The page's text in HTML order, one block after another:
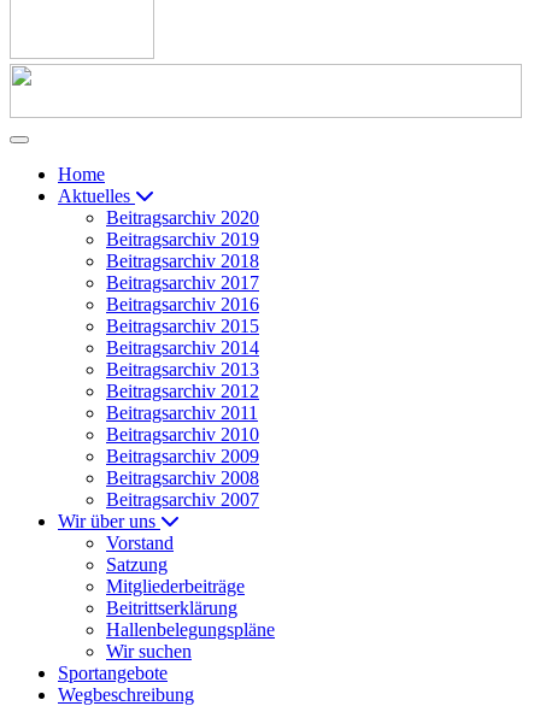
Home
Aktuelles
Beitragsarchiv 2020
Beitragsarchiv 2019
Beitragsarchiv 2018
Beitragsarchiv 2017
Beitragsarchiv 2016
Beitragsarchiv 2015
Beitragsarchiv 2014
Beitragsarchiv 2013
Beitragsarchiv 2012
Beitragsarchiv 2011
Beitragsarchiv 2010
Beitragsarchiv 2009
Beitragsarchiv 2008
Beitragsarchiv 2007
Wir über uns
Vorstand
Satzung
Mitgliederbeiträge
Beitrittserklärung
Hallenbelegungspläne
Wir suchen
Sportangebote
Wegbeschreibung